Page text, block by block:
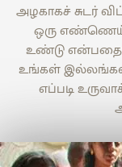
அழகாகச் சுடர்
ஒரு எண்ணெய்
உண்டு என்பதைப்
உங்கள்
எப்படி